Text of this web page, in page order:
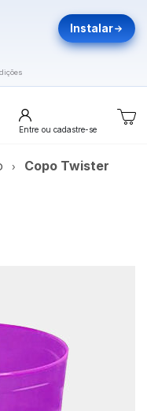
Instalar
Entre ou cadastre-se
Copo Twister